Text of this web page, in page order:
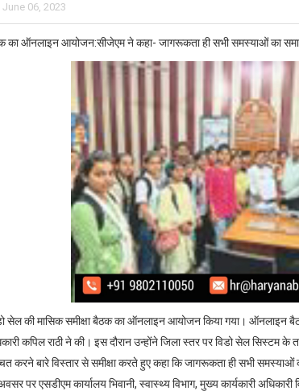
June 06, 2023
का ऑनलाइन आयोजन:सीजेएम ने कहा- जागरूकता ही सभी समस्याओं का
सेल की मासिक समीक्षा बैठक का ऑनलाइन आयोजन किया गया। ऑनलाइन
कपिल राठी ने की। इस दौरान उन्होंने जिला स्तर पर विडो सेल सिस्टम
करने बारे विस्तार से समीक्षा करते हुए कहा कि जागरूकता ही सभी
पर एसडीएम कार्यालय भिवानी, स्वास्थ्य विभाग, मुख्य कार्यकारी